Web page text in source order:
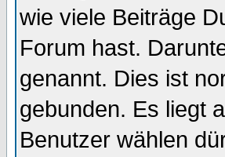
wie viele Beiträge
Forum hast.
genannt. Dies ist
gebunden. Es liegt
Benutzer wählen